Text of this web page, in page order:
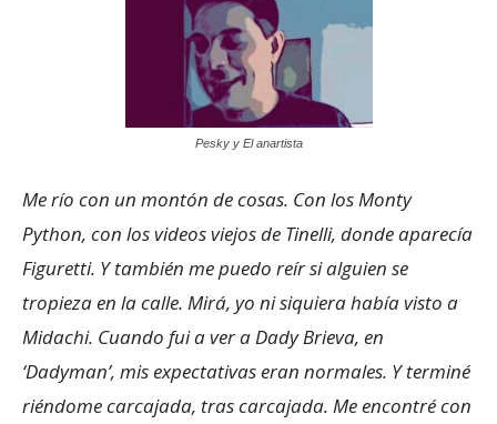
Pesky y El anartista
Me río con un montón de cosas. Con los Monty
Python, con los videos viejos de Tinelli, donde aparecía
Figuretti. Y también me puedo reír si alguien se
tropieza en la calle. Mirá, yo ni siquiera había visto a
Midachi. Cuando fui a ver a Dady Brieva, en
‘Dadyman’, mis expectativas eran normales. Y terminé
riéndome carcajada, tras carcajada. Me encontré con